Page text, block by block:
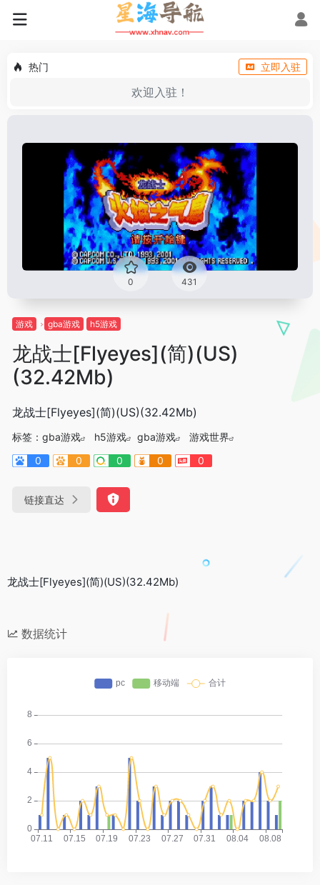
热门 立即入驻
欢迎入驻！
0 431
游戏 gba游戏 h5游戏
龙战士[Flyeyes](简)(US)
(32.42Mb)
龙战士[Flyeyes](简)(US)(32.42Mb)
标签： gba游戏 h5游戏 gba游戏
游戏世界
0
0 0 0 0
链接直达
龙战士[Flyeyes](简)(US)(32.42Mb)
数据统计